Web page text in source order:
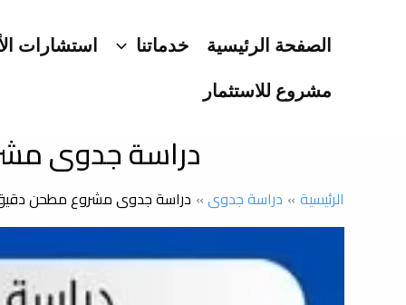
الصفحة الرئيسية خدماتنا
استشارات
مشروع للاستثمار
دراسة جدوى
الرئيسية دراسة جدوى دراسة جدوى مشروع مطحن دقيق: